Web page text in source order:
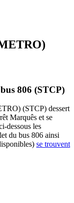
806 (STCP)
(STCP) dessert
Marquês et se
dessous les
du bus 806 ainsi
se trouvent